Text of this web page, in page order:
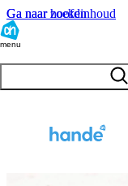
Ga naar hoofdinhoud
Ga naar zoeken
menu